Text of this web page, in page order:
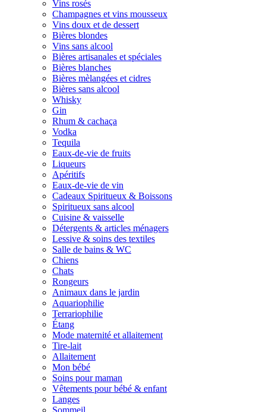
Vins rosés
Champagnes et vins mousseux
Vins doux et de dessert
Bières blondes
Vins sans alcool
Bières artisanales et spéciales
Bières blanches
Bières mèlangées et cidres
Bières sans alcool
Whisky
Gin
Rhum & cachaça
Vodka
Tequila
Eaux-de-vie de fruits
Liqueurs
Apéritifs
Eaux-de-vie de vin
Cadeaux Spiritueux & Boissons
Spiritueux sans alcool
Cuisine & vaisselle
Détergents & articles ménagers
Lessive & soins des textiles
Salle de bains & WC
Chiens
Chats
Rongeurs
Animaux dans le jardin
Aquariophilie
Terrariophilie
Étang
Mode maternité et allaitement
Tire-lait
Allaitement
Mon bébé
Soins pour maman
Vêtements pour bébé & enfant
Langes
Sommeil